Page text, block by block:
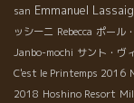
san Emmanuel
ッシーニ Rebecca ポール
Janbo-mochi サント・ヴ
C'est le Printemps 2016
2018 Hoshino Resort